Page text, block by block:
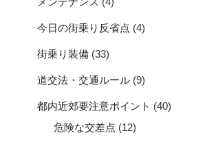
今日の街乗り反省点 (4)
街乗り装備 (33)
道交法・交通ルール (9)
都内近郊要注意ポイント (40)
危険な交差点 (12)